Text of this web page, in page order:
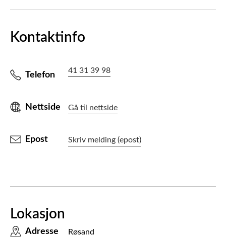
Kontaktinfo
Telefon 41 31 39 98
Nettside Gå til nettside
Epost Skriv melding (epost)
Lokasjon
Adresse
Røsand